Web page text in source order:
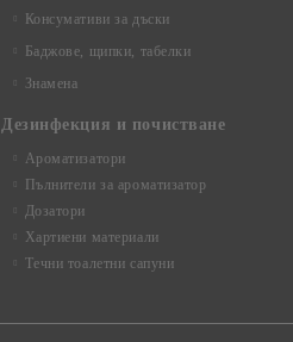
Консумативи за дъски
Баджове, щипки, табелки
Знамена
Дезинфекция и почистване
Ароматизатори
Пълнители за ароматизатор
Дозатори
Хартиени материали
Течни тоалетни сапуни